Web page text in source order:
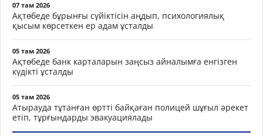
07 там 2026
Ақтөбеде бұрынғы сүйіктісін аңдып, психологиялық
қысым көрсеткен ер адам ұсталды
05 там 2026
Ақтөбеде банк карталарын заңсыз айналымға енгізген
күдікті ұсталды
05 там 2026
Атырауда тұтанған өртті байқаған полицей шұғыл әрекет
етіп, тұрғындарды эвакуациялады